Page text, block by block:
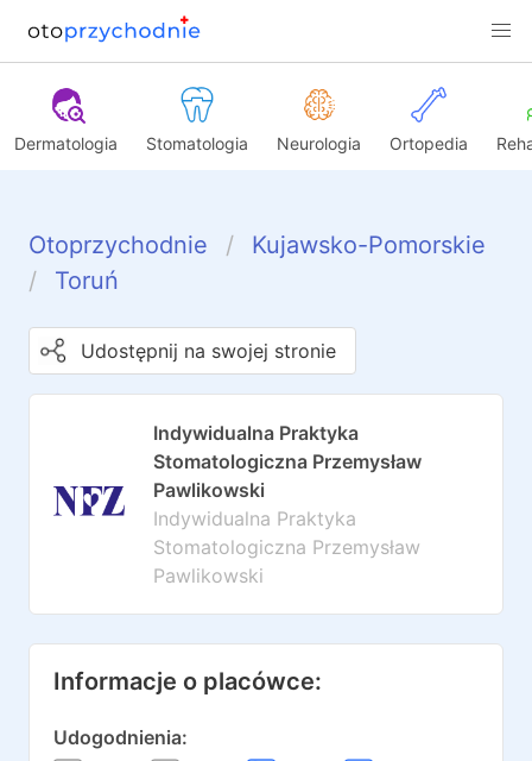
Dermatologia Stomatologia Neurologia Ortopedia
Otoprzychodnie
Kujawsko-Pomorskie
Toruń
Udostępnij na swojej stronie
Indywidualna Praktyka
Stomatologiczna Przemysław
Pawlikowski
Indywidualna Praktyka
Stomatologiczna Przemysław
Pawlikowski
Informacje o placówce:
Udogodnienia: